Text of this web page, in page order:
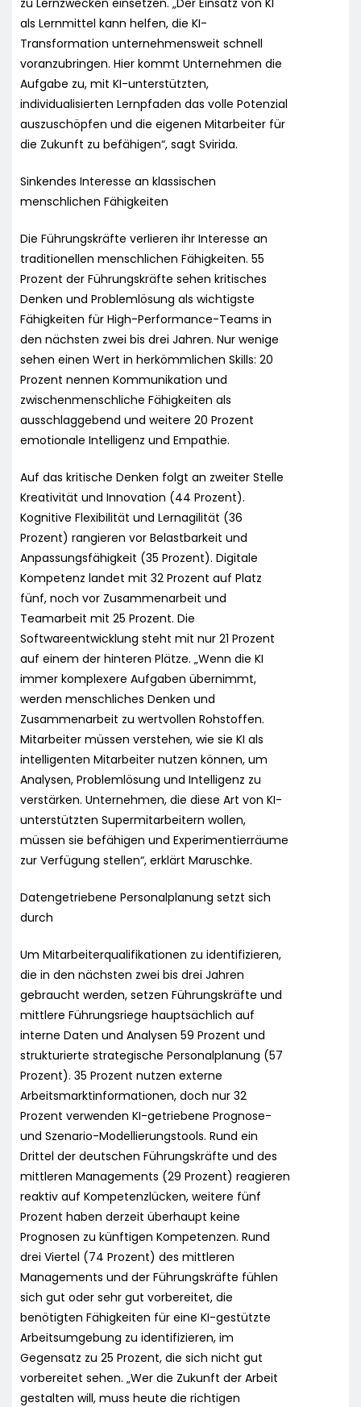
als Lernmittel kann helfen, die KI-
Transformation unternehmensweit schnell
voranzubringen. Hier kommt Unternehmen die
Aufgabe zu, mit KI-unterstützten,
individualisierten Lernpfaden das volle Potenzial
auszuschöpfen und die eigenen Mitarbeiter für
die Zukunft zu befähigen“, sagt Svirida.
Sinkendes Interesse an klassischen
menschlichen Fähigkeiten
Die Führungskräfte verlieren ihr Interesse an
traditionellen menschlichen Fähigkeiten. 55
Prozent der Führungskräfte sehen kritisches
Denken und Problemlösung als wichtigste
Fähigkeiten für High-Performance-Teams in
den nächsten zwei bis drei Jahren. Nur wenige
sehen einen Wert in herkömmlichen Skills: 20
Prozent nennen Kommunikation und
zwischenmenschliche Fähigkeiten als
ausschlaggebend und weitere 20 Prozent
emotionale Intelligenz und Empathie.
Auf das kritische Denken folgt an zweiter Stelle
Kreativität und Innovation (44 Prozent).
Kognitive Flexibilität und Lernagilität (36
Prozent) rangieren vor Belastbarkeit und
Anpassungsfähigkeit (35 Prozent). Digitale
Kompetenz landet mit 32 Prozent auf Platz
fünf, noch vor Zusammenarbeit und
Teamarbeit mit 25 Prozent. Die
Softwareentwicklung steht mit nur 21 Prozent
auf einem der hinteren Plätze. „Wenn die KI
immer komplexere Aufgaben übernimmt,
werden menschliches Denken und
Zusammenarbeit zu wertvollen Rohstoffen.
Mitarbeiter müssen verstehen, wie sie KI als
intelligenten Mitarbeiter nutzen können, um
Analysen, Problemlösung und Intelligenz zu
verstärken. Unternehmen, die diese Art von KI-
unterstützten Supermitarbeitern wollen,
müssen sie befähigen und Experimentierräume
zur Verfügung stellen“, erklärt Maruschke.
Datengetriebene Personalplanung setzt sich
durch
Um Mitarbeiterqualifikationen zu identifizieren,
die in den nächsten zwei bis drei Jahren
gebraucht werden, setzen Führungskräfte und
mittlere Führungsriege hauptsächlich auf
interne Daten und Analysen 59 Prozent und
strukturierte strategische Personalplanung (57
Prozent). 35 Prozent nutzen externe
Arbeitsmarktinformationen, doch nur 32
Prozent verwenden KI-getriebene Prognose-
und Szenario-Modellierungstools. Rund ein
Drittel der deutschen Führungskräfte und des
mittleren Managements (29 Prozent) reagieren
reaktiv auf Kompetenzlücken, weitere fünf
Prozent haben derzeit überhaupt keine
Prognosen zu künftigen Kompetenzen. Rund
drei Viertel (74 Prozent) des mittleren
Managements und der Führungskräfte fühlen
sich gut oder sehr gut vorbereitet, die
benötigten Fähigkeiten für eine KI-gestützte
Arbeitsumgebung zu identifizieren, im
Gegensatz zu 25 Prozent, die sich nicht gut
vorbereitet sehen. „Wer die Zukunft der Arbeit
gestalten will, muss heute die richtigen